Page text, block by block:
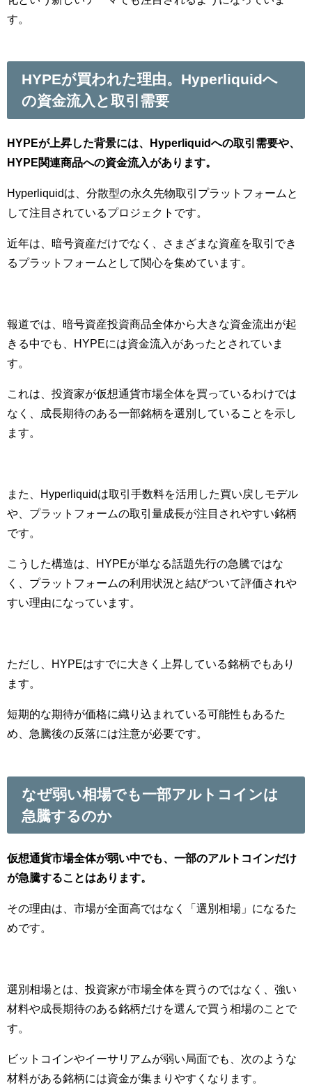
す。
HYPEが買われた理由。Hyperliquidへ
の資金流入と取引需要
HYPEが上昇した背景には、Hyperliquidへの取引需要や、
HYPE関連商品への資金流入があります。
Hyperliquidは、分散型の永久先物取引プラットフォームと
して注目されているプロジェクトです。
近年は、暗号資産だけでなく、さまざまな資産を取引でき
るプラットフォームとして関心を集めています。
報道では、暗号資産投資商品全体から大きな資金流出が起
きる中でも、HYPEには資金流入があったとされていま
す。
これは、投資家が仮想通貨市場全体を買っているわけでは
なく、成長期待のある一部銘柄を選別していることを示し
ます。
また、Hyperliquidは取引手数料を活用した買い戻しモデル
や、プラットフォームの取引量成長が注目されやすい銘柄
です。
こうした構造は、HYPEが単なる話題先行の急騰ではな
く、プラットフォームの利用状況と結びついて評価されや
すい理由になっています。
ただし、HYPEはすでに大きく上昇している銘柄でもあり
ます。
短期的な期待が価格に織り込まれている可能性もあるた
め、急騰後の反落には注意が必要です。
なぜ弱い相場でも一部アルトコインは
急騰するのか
仮想通貨市場全体が弱い中でも、一部のアルトコインだけ
が急騰することはあります。
その理由は、市場が全面高ではなく「選別相場」になるた
めです。
選別相場とは、投資家が市場全体を買うのではなく、強い
材料や成長期待のある銘柄だけを選んで買う相場のことで
す。
ビットコインやイーサリアムが弱い局面でも、次のような
材料がある銘柄には資金が集まりやすくなります。